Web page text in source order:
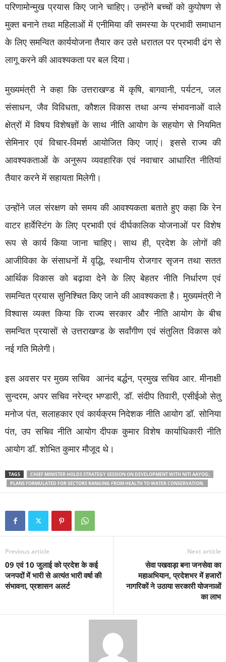
परिणामोन्मुख प्रयास किए जाने चाहिए। उन्होंने बच्चों को कुपोषण से
मुक्त बनाने तथा महिलाओं में एनीमिया की समस्या के प्रभावी समाधान
के लिए समन्वित कार्ययोजना तैयार कर उसे धरातल पर प्रभावी ढंग से
लागू करने की आवश्यकता पर बल दिया।
मुख्यमंत्री ने कहा कि उत्तराखण्ड में कृषि, बागवानी, पर्यटन, जल
संसाधन, जैव विविधता, कौशल विकास तथा अन्य संभावनाओं वाले
क्षेत्रों में विषय विशेषज्ञों के साथ नीति आयोग के सहयोग से नियमित
सेमिनार एवं विचार-विमर्श आयोजित किए जाएं। इससे राज्य की
आवश्यकताओं के अनुरूप व्यवहारिक एवं नवाचार आधारित नीतियां
तैयार करने में सहायता मिलेगी।
उन्होंने जल संरक्षण को समय की आवश्यकता बताते हुए कहा कि रेन
वाटर हार्वेस्टिंग के लिए प्रभावी एवं दीर्घकालिक योजनाओं पर विशेष
रूप से कार्य किया जाना चाहिए। साथ ही, प्रदेश के लोगों की
आजीविका के संसाधनों में वृद्धि, स्थानीय रोजगार सृजन तथा सतत
आर्थिक विकास को बढ़ावा देने के लिए बेहतर नीति निर्धारण एवं
समन्वित प्रयास सुनिश्चित किए जाने की आवश्यकता है। मुख्यमंत्री ने
विश्वास व्यक्त किया कि राज्य सरकार और नीति आयोग के बीच
समन्वित प्रयासों से उत्तराखण्ड के सर्वांगीण एवं संतुलित विकास को
नई गति मिलेगी।
इस अवसर पर मुख्य सचिव आनंद बर्द्धन, प्रमुख सचिव आर. मीनाक्षी
सुन्दरम, अपर सचिव नरेन्द्र भण्डारी, डॉ. संदीप तिवारी, एसीईओ सेतु
मनोज पंत, सलाहकार एवं कार्यक्रम निदेशक नीति आयोग डॉ. सोनिया
पंत, उप सचिव नीति आयोग दीपक कुमार विशेष कार्याधिकारी नीति
आयोग डॉ. शोभित कुमार मौजूद थे।
TAGS
CHIEF MINISTER HOLDS STRATEGY SESSION ON DEVELOPMENT WITH NITI AAYOG;
PLANS FORMULATED FOR SECTORS RANGING FROM HEALTH TO WATER CONSERVATION.
Previous article
09 एवं 10 जुलाई को प्रदेश के कई
जनपदों में भारी से अत्यंत भारी वर्षा की
संभावना, प्रशासन अलर्ट
Next article
सेवा पखवाड़ा बना जनसेवा का
महाअभियान, प्रदेशभर में हजारों
नागरिकों ने उठाया सरकारी योजनाओं
का लाभ